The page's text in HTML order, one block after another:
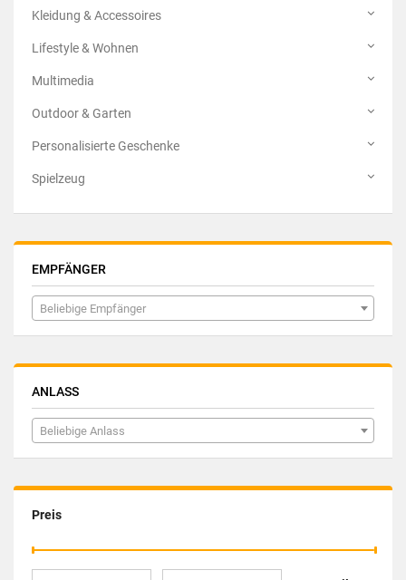
Kleidung & Accessoires
Lifestyle & Wohnen
Multimedia
Outdoor & Garten
Personalisierte Geschenke
Spielzeug
EMPFÄNGER
Beliebige Empfänger
ANLASS
Beliebige Anlass
Preis